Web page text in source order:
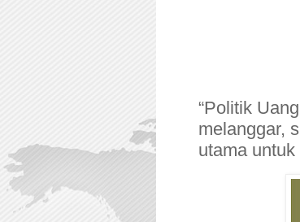
“Politik
melanggar,
utama